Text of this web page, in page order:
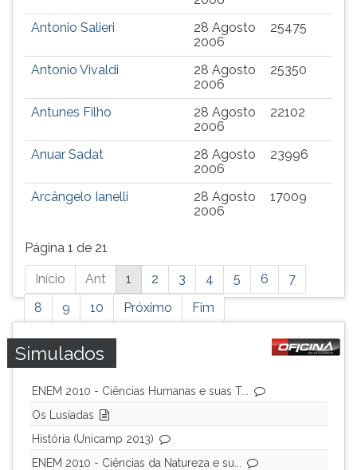
Antonio Salieri
28 Agosto
2006
25475
Antonio Vivaldi
28 Agosto
2006
25350
Antunes Filho
28 Agosto
2006
22102
Anuar Sadat
28 Agosto
2006
23996
Arcângelo Ianelli
28 Agosto
2006
17009
Página 1 de 21
Está
página
possui
mais
resultados,
pressione
ENTER
para
ir
Início Ant 1 2 3 4 5 6
7
8
9 10 Próximo Fim
Simulados
ENEM 2010 - Ciências Humanas e suas T...
Os Lusíadas
História (Unicamp 2013)
ENEM 2010 - Ciências da Natureza e su...